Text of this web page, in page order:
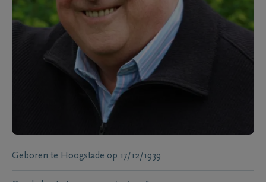
Geboren te Hoogstade op 17/12/1939